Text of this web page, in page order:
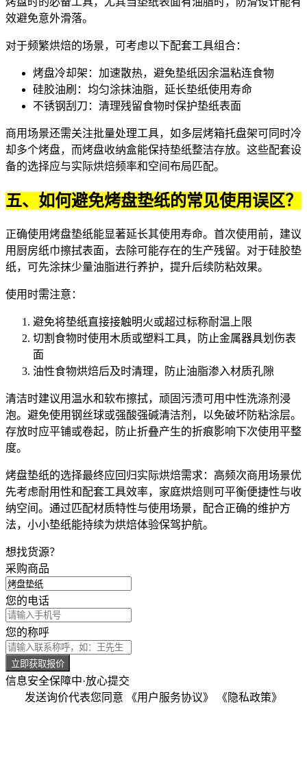
效避免意外滑落。
对于频繁烘焙的场景，可考虑以下配套工具组合：
烤盘冷却架 ：加速散热，避免垫纸因余温粘连食物
硅胶油刷 ：均匀涂抹油脂，延长垫纸使用寿命
不锈钢刮刀 ：清理残留食物时保护垫纸表面
商用场景还需关注批量处理工具，如多层烤箱托盘架可同时冷
却多个烤盘，而烤盘收纳盒能保持垫纸整洁存放。这些配套设
备的选择应与实际烘焙频率和空间布局匹配。
五、如何避免烤盘垫纸的常见使用误区？
正确使用烤盘垫纸能显著延长其使用寿命。首次使用前，建议
用厨房纸巾擦拭表面，去除可能存在的生产残留。对于硅胶垫
纸，可先涂抹少量油脂进行养护，提升后续防粘效果。
使用时需注意：
避免将垫纸直接接触明火或超过标称耐温上限
切割食物时使用木质或塑料工具，防止金属器具划伤表
面
油性食物烘焙后及时清理，防止油脂渗入材质孔隙
清洁时建议用温水和软布擦拭，顽固污渍可用中性洗涤剂浸
泡。避免使用钢丝球或强酸强碱清洁剂，以免破坏防粘涂层。
存放时应平铺或卷起，防止折叠产生的折痕影响下次使用平整
度。
烤盘垫纸的选择最终应回归实际烘焙需求：高频次商用场景优
先考虑耐用性和配套工具效率，家庭烘焙则可平衡便捷性与收
纳空间。通过匹配材质特性与使用场景，配合正确的维护方
法，小小垫纸能持续为烘焙体验保驾护航。
想找货源？
采购商品
您的电话
您的称呼
立即获取报价
信息安全保障中·放心提交
发送询价代表您同意 《用户服务协议》 《隐私政策》